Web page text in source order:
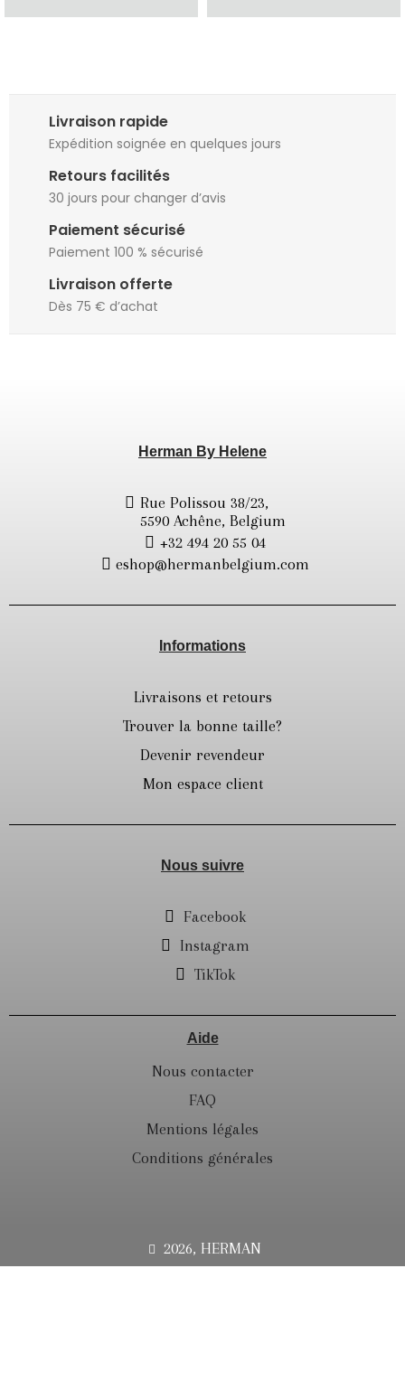
Livraison rapide
Expédition soignée en quelques jours
Retours facilités
30 jours pour changer d’avis
Paiement sécurisé
Paiement 100 % sécurisé
Livraison offerte
Dès 75 € d’achat
Herman By Helene
Rue Polissou 38/23,
5590 Achêne, Belgium
+32 494 20 55 04
eshop@hermanbelgium.com
Informations
Livraisons et retours
Trouver la bonne taille?
Devenir revendeur
Mon espace client
Nous suivre
Facebook
Instagram
TikTok
Aide
Nous contacter
FAQ
Mentions légales
Conditions générales
2026, HERMAN